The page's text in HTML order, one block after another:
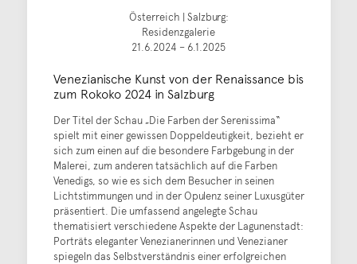
Österreich | Salzburg:
Residenzgalerie
21.6.2024 – 6.1.2025
Venezianische Kunst von der Renaissance bis
zum Rokoko 2024 in Salzburg
Der Titel der Schau „Die Farben der Serenissima“
spielt mit einer gewissen Doppeldeutigkeit, bezieht er
sich zum einen auf die besondere Farbgebung in der
Malerei, zum anderen tatsächlich auf die Farben
Venedigs, so wie es sich dem Besucher in seinen
Lichtstimmungen und in der Opulenz seiner Luxusgüter
präsentiert. Die umfassend angelegte Schau
thematisiert verschiedene Aspekte der Lagunenstadt:
Porträts eleganter Venezianerinnen und Venezianer
spiegeln das Selbstverständnis einer erfolgreichen